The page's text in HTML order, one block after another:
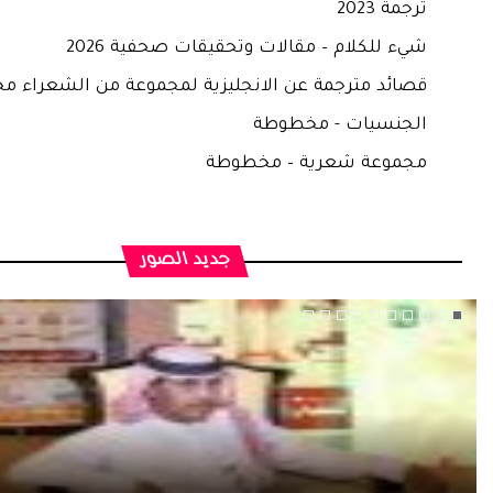
ترجمة 2023
شيء للكلام – مقالات وتحقيقات صحفية 2026
قصائد مترجمة عن الانجليزية لمجموعة من الشعراء
الجنسيات - مخطوطة
مجموعة شعرية – مخطوطة
جديد الصور